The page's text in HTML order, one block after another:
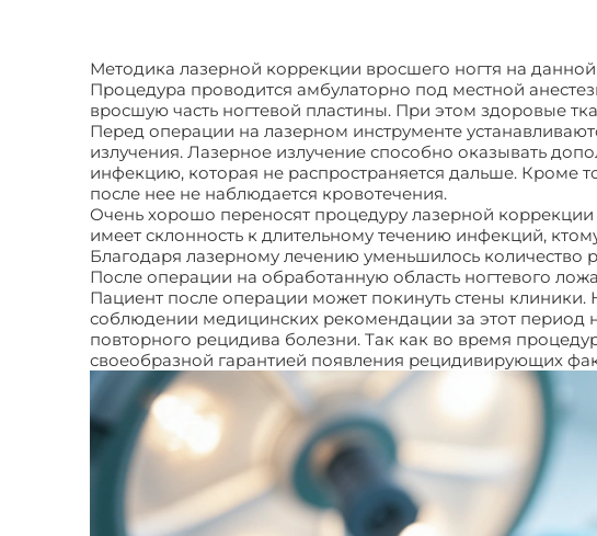
Методика лазерной коррекции вросшего ногтя на
Процедура проводится амбулаторно под местной
вросшую часть ногтевой пластины. При этом здоровые
Перед операции на лазерном инструменте
излучения. Лазерное излучение способно оказывать
инфекцию, которая не распространяется дальше. Кроме
после нее не наблюдается кровотечения.
Очень хорошо переносят процедуру лазерной
имеет склонность к длительному течению инфекций,
Благодаря лазерному лечению уменьшилось количество
После операции на обработанную область ногтевого
Пациент после операции может покинуть стены
соблюдении медицинских рекомендации за этот период
повторного рецидива болезни. Так как во время
своеобразной гарантией появления рецидивирующих